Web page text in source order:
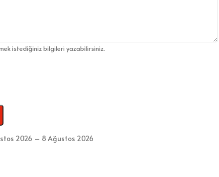
istediğiniz bilgileri yazabilirsiniz.
2026 – 8 Ağustos 2026